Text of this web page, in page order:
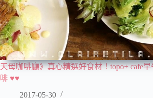
天母咖啡廳》真心精選好食材！topo+ cafe
啡 ♥♥
2017-05-30